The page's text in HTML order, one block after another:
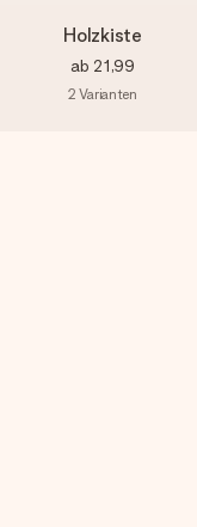
Holzkiste
ab 21,99
2 Varianten